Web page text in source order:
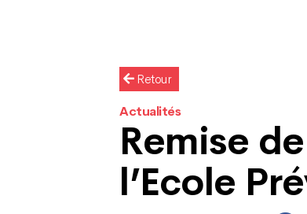
Retour
Actualités
Remise
l’Ecole